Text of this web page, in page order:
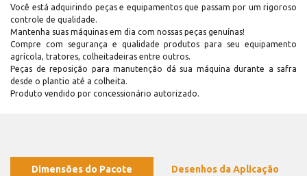
Você está adquirindo peças e equipamentos que passam por um rigoroso
controle de qualidade.
Mantenha suas máquinas em dia com nossas peças genuínas!
Compre com segurança e qualidade produtos para seu equipamento
agrícola, tratores, colheitadeiras entre outros.
Peças de reposição para manutenção dá sua máquina durante a safra
desde o plantio até a colheita.
Produto vendido por concessionário autorizado.
Dimensões do Pacote Desenhos da Aplicação